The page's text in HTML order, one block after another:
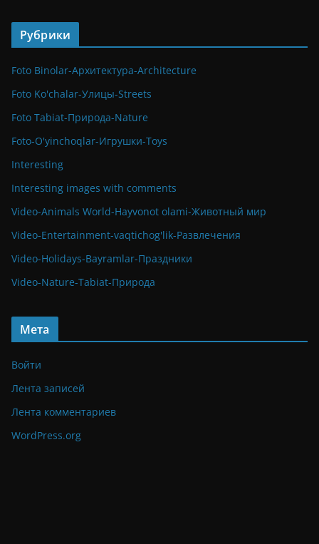
Рубрики
Foto Binolar-Архитектура-Architecture
Foto Ko'chalar-Улицы-Streets
Foto Tabiat-Природа-Nature
Foto-O'yinchoqlar-Игрушки-Toys
Interesting
Interesting images with comments
Video-Animals World-Hayvonot olami-Животный мир
Video-Entertainment-vaqtichog'lik-Развлечения
Video-Holidays-Bayramlar-Праздники
Video-Nature-Tabiat-Природа
Мета
Войти
Лента записей
Лента комментариев
WordPress.org